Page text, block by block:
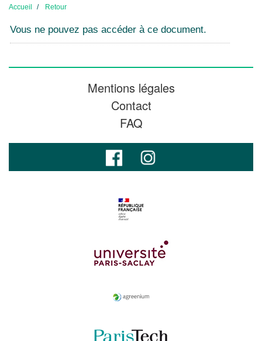
Accueil Retour
Vous ne pouvez pas accéder à ce document.
Mentions légales
Contact
FAQ